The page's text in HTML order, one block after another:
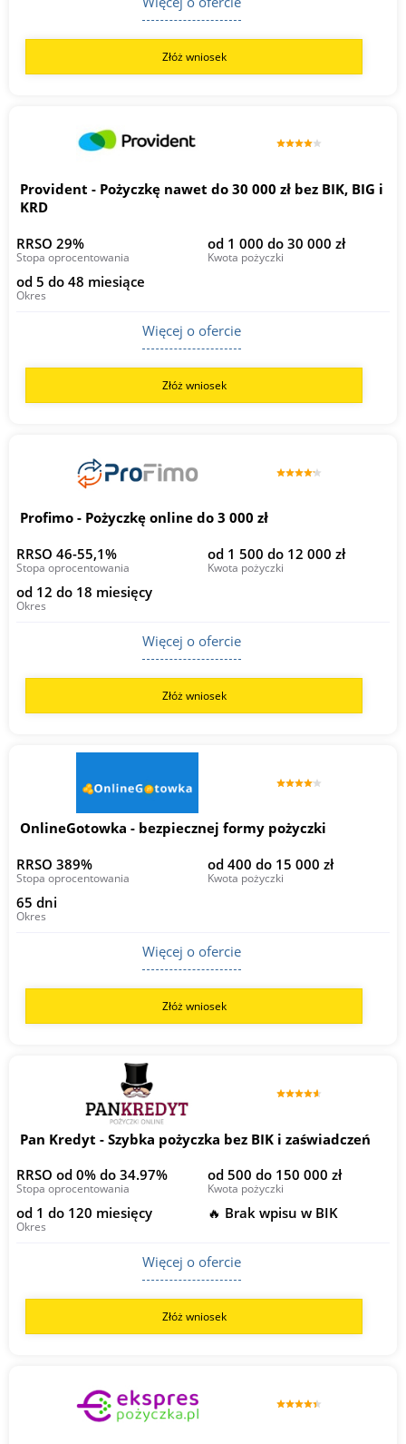
Złóż wniosek
Provident - Pożyczkę nawet do 30 000 zł bez BIK, BIG i
KRD
RRSO 29%
Stopa oprocentowania
od 1 000 do 30 000 zł
Kwota pożyczki
od 5 do 48 miesiące
Okres
Więcej o ofercie
Złóż wniosek
Profimo - Pożyczkę online do 3 000 zł
RRSO 46-55,1%
Stopa oprocentowania
od 1 500 do 12 000 zł
Kwota pożyczki
od 12 do 18 miesięcy
Okres
Więcej o ofercie
Złóż wniosek
OnlineGotowka - bezpiecznej formy pożyczki
RRSO 389%
Stopa oprocentowania
od 400 do 15 000 zł
Kwota pożyczki
65 dni
Okres
Więcej o ofercie
Złóż wniosek
Pan Kredyt - Szybka pożyczka bez BIK i zaświadczeń
RRSO od 0% do 34.97%
Stopa oprocentowania
od 500 do 150 000 zł
Kwota pożyczki
od 1 do 120 miesięcy
Okres
🔥 Brak wpisu w BIK
Więcej o ofercie
Złóż wniosek